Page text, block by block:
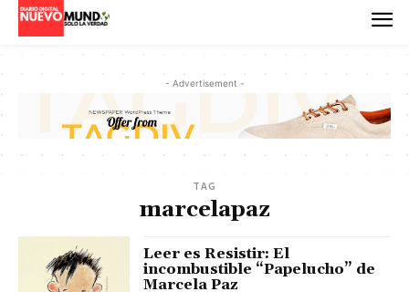
- Advertisement -
TAG
marcelapaz
Leer es Resistir: El
incombustible “Papelucho” de
Marcela Paz